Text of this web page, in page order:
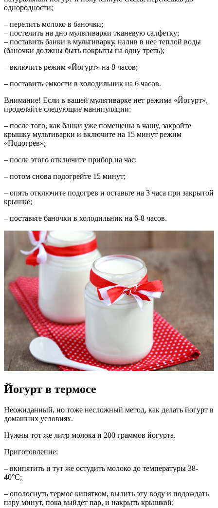
однородности;
– перелить молоко в баночки;
– постелить на дно мультиварки тканевую салфетку;
– поставить банки в мультиварку, налив в нее теплой воды
(баночки должны быть покрыты на одну треть);
– включить режим «Йогурт» на 8 часов;
– поставить емкости в холодильник на 6 часов.
Внимание! Если в вашей мультиварке нет режима «Йогурт»,
проделайте следующие манипуляции:
– после того, как банки уже помещены в чашу, закройте
крышку мультиварки и включите на 15 минут режим
«Подогрев»;
– после этого отключите прибор на час;
– потом снова подогрейте 15 минут;
– опять отключите подогрев и оставьте на 3 часа при закрытой
крышке;
– поставьте баночки в холодильник на 6-8 часов.
Йогурт в термосе
Неожиданный, но тоже несложный метод, как делать йогурт в
домашних условиях.
Нужны тот же литр молока и 200 граммов йогурта.
Приготовление:
– вкипятить и тут же остудить молоко до температуры 38-
40°С;
– ополоснуть термос кипятком, вылить эту воду и подождать
пару минут, пока выйдет пар, и накрыть крышкой;